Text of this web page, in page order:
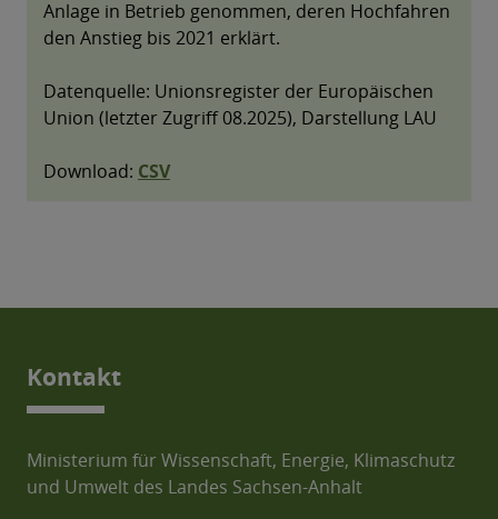
Kontakt
Ministerium für Wissenschaft, Energie, Klimaschutz
und Umwelt des Landes Sachsen-Anhalt